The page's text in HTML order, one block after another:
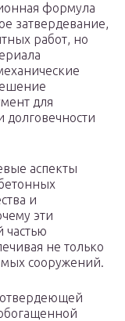
формула
затвердевание,
работ, но
для
долговечности
аспекты
и
эти
частью
не только
сооружений.